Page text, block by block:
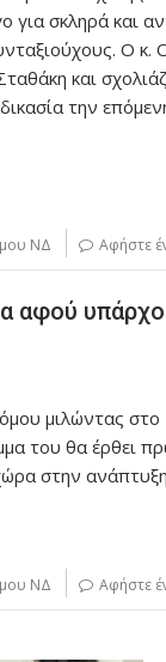
σκληρά και
Ο κ.
και
την
ΝΔ Αφήστε
αφού
μιλώντας στο
του θα έρθει
στην
ΝΔ Αφήστε